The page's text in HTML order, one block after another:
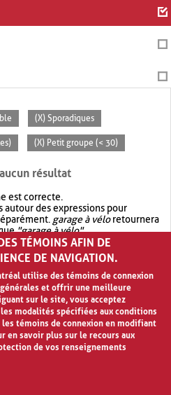
(X) Sporadiques
(X) Petit groupe (< 30)
résultat
est correcte.
des expressions pour
garage à véloretournera
"garage à vélo".
avec OR.garage OR vélo
résultat quegarage à vélo
TÉMOINS AFIN DE
DE NAVIGATION.
utilise des témoins de connexion
et offrir une meilleure
sur le site, vous acceptez
modalités spécifiées aux conditions
témoins de connexion en modifiant
en savoir plus sur le recours aux
de vos renseignements